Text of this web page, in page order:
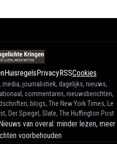
HuisregelsPrivacyRSSCookies
media, journalistiek, dagelijks, nieuws,
commentaren, nieuwsberichten,
blogs, The New York Times, Le
Der Spiegel, Slate, The Huffington Post
van overal: minder lezen, meer
voorbehouden